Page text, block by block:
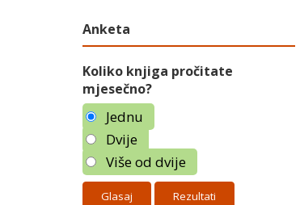
Anketa
Koliko knjiga pročitate
mjesečno?
Jednu
Dvije
Više od dvije
Rezultati